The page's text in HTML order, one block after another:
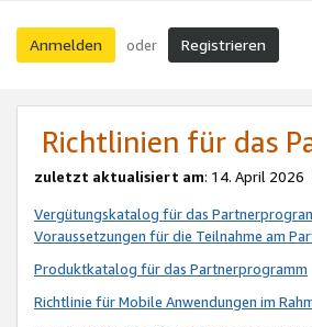
Anmelden oder Registrieren
Richtlinien für das
zuletzt aktualisiert am: 14. April 2026
Vergütungskatalog für das
Voraussetzungen für die Teilnahme am
Produktkatalog für das Partnerprogramm
Richtlinie für Mobile Anwendungen im